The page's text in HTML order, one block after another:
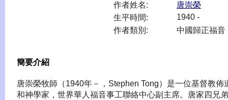
作者姓名:
唐崇榮
生平時間:
1940 -
作者類別:
中國歸正福音
簡要介紹
唐崇榮牧師（1940年－，Stephen Tong）是一位基督教佈
和神學家，世界華人福音事工聯絡中心副主席。唐家四兄